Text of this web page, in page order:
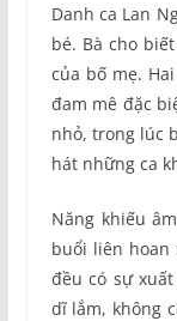
Danh ca Lan
bé. Bà cho
của bố mẹ.
đam mê đặc
nhỏ, trong lúc
hát những ca
Năng khiếu
buổi liên
đều có sự
dĩ lắm, không